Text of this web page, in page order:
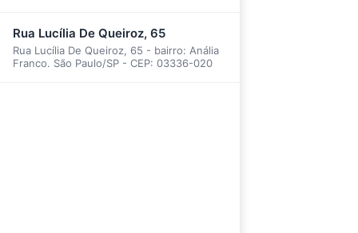
Rua Lucília De Queiroz, 65
Rua Lucília De Queiroz, 65 - bairro: Anália
Franco. São Paulo/SP - CEP: 03336-020